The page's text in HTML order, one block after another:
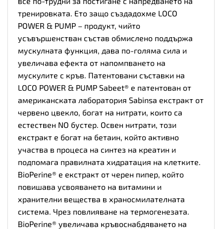
тренировката. Ето защо създадохме LOCO
POWER & PUMP – продукт, чийто
усъвършенстван състав обмислено поддържа
мускулната функция, дава по-голяма сила и
увеличава ефекта от напомпването на
мускулите с кръв. Патентовани съставки на
LOCO POWER & PUMP Sabeet® е патентован от
американската лаборатория Sabinsa екстракт от
червено цвекло, богат на нитрати, които са
естествен NO бустер. Освен нитрати, този
екстракт е богат на бетаин, който активно
участва в процеса на синтез на креатин и
подпомага правилната хидратация на клетките.
BioPerine® е екстракт от черен пипер, който
повишава усвояването на витамини и
хранителни вещества в храносмилателната
система. Чрез повлияване на термогенезата.
BioPerine® увеличава кръвоснабдяването на